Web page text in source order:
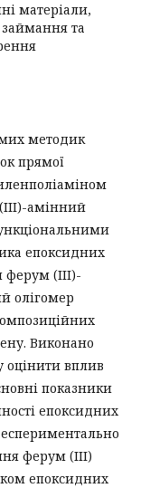
матеріали,
та
методик
прямої
амінний
епоксидних
(ІІІ)-
олігомер
Виконано
оцінити вплив
показники
епоксидних
ферум (ІІІ)
епоксидних